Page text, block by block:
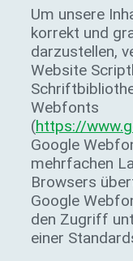
Um unsere
korrekt und
darzustellen,
Website
Webfonts
(https://
Google
mehrfachen
Browsers
Google
den Zugriff
einer